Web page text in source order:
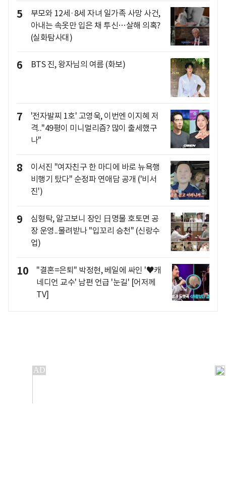
5
부모와 12세·8세 자녀 일가족 사망 사건,
아내는 속옷만 입은 채 투신…살해 의혹?
(실화탐사대)
6 BTS 진, 왕자님의 여름 (화보)
7
'전자발찌 1호' 고영욱, 이번엔 이지혜 저
격.."49평이 미니멀리즘? 많이 출세했구
나"
8
이서진 "여자친구 한 마디에 바로 뉴욕행
비행기 탔다" 순정파 연애담 공개 ('비서
진')
9
심형탁, 알고보니 장인 日명물 호토면 공
장 운영..물려받나 "입꼬리 승천" (신랑수
업)
10
"결혼=은퇴" 박정현, 베일에 싸인 '♥캐
네디언 교수' 남편 언급 '눈길' [어저께
TV]